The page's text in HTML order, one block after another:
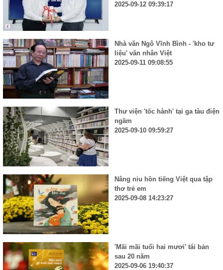
2025-09-12 09:39:17
Nhà văn Ngô Vĩnh Bình - 'kho tư
liệu' văn nhân Việt
2025-09-11 09:08:55
Thư viện 'tốc hành' tại ga tàu điện
ngầm
2025-09-10 09:59:27
Nâng niu hồn tiếng Việt qua tập
thơ trẻ em
2025-09-08 14:23:27
'Mãi mãi tuổi hai mươi' tái bản
sau 20 năm
2025-09-06 19:40:37